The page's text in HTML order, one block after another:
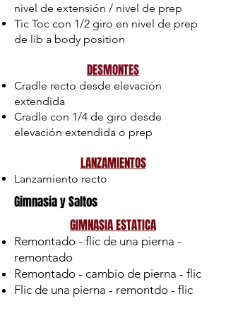
nivel de extensión / nivel de prep
Tic Toc con 1/2 giro en nivel de prep
de lib a body position
DESMONTES
Cradle recto desde elevación
extendida
Cradle con 1/4 de giro desde
elevación extendida o prep
LANZAMIENTOS
Lanzamiento recto
Gimnasia y Saltos
GIMNASIA ESTATICA
Remontado - flic de una pierna -
remontado
Remontado - cambio de pierna - flic
Flic de una pierna - remontdo - flic